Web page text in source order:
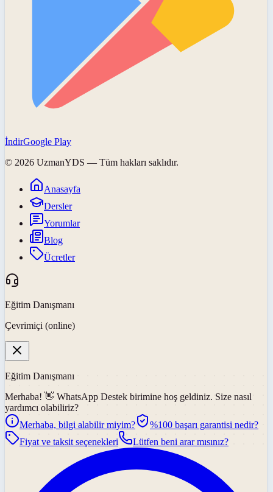
İndirGoogle Play
© 2026 UzmanYDS — Tüm hakları saklıdır.
Anasayfa
Dersler
Yorumlar
Blog
Ücretler
Eğitim Danışmanı
Çevrimiçi (online)
Eğitim Danışmanı
Merhaba! 👋 WhatsApp Destek birimine hoş geldiniz. Size nasıl
yardımcı olabiliriz?
Merhaba, bilgi alabilir miyim?
%100 başarı garantisi nedir?
Fiyat ve taksit seçenekleri
Lütfen beni arar mısınız?